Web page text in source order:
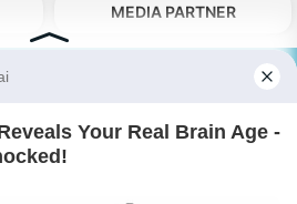
MEDIA PARTNER
NETWORK